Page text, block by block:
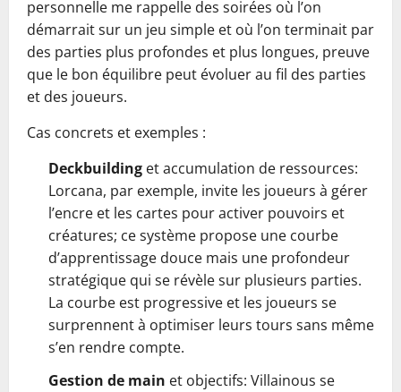
personnelle me rappelle des soirées où l’on
démarrait sur un jeu simple et où l’on terminait par
des parties plus profondes et plus longues, preuve
que le bon équilibre peut évoluer au fil des parties
et des joueurs.
Cas concrets et exemples :
Deckbuilding et accumulation de ressources:
Lorcana, par exemple, invite les joueurs à gérer
l’encre et les cartes pour activer pouvoirs et
créatures; ce système propose une courbe
d’apprentissage douce mais une profondeur
stratégique qui se révèle sur plusieurs parties.
La courbe est progressive et les joueurs se
surprennent à optimiser leurs tours sans même
s’en rendre compte.
Gestion de main et objectifs: Villainous se